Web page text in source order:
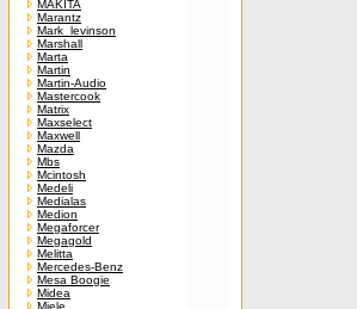
MAKITA
Marantz
Mark_levinson
Marshall
Marta
Martin
Martin-Audio
Mastercook
Matrix
Maxselect
Maxwell
Mazda
Mbs
Mcintosh
Medeli
Medialas
Medion
Megaforcer
Megagold
Melitta
Mercedes-Benz
Mesa Boogie
Midea
Miele